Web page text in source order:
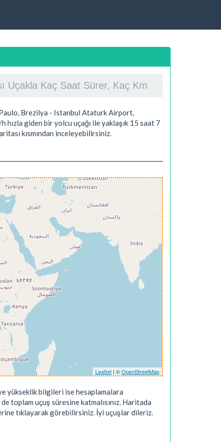
Uçakla Kaç Saat Sürer, Kaç Km
Brezilya - Istanbul Ataturk Airport,
giden bir yolcu uçağı ile yaklaşık 15 saat 7
kısmından inceleyebilirsiniz.
Leaflet | ©OpenStreetMap
yükseklik bilgileri ise hesaplamalara
toplam uçuş süresine katmalısınız. Haritada
tıklayarak görebilirsiniz. İyi uçuşlar dileriz.